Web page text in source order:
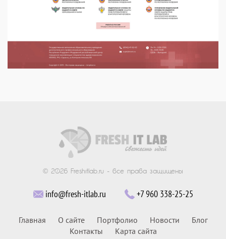
© 2026 Freshitlab.ru - все права защищены
info@fresh-itlab.ru +7 960 338-25-25
Главная О сайте Портфолио Новости
Блог
Контакты
Карта сайта